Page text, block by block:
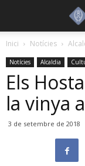
Inici Notícies
Notícies Alcaldia
Els
la vinya
3 de setembre de 2018